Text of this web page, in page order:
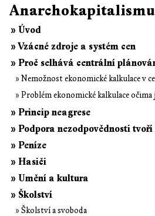
» Úvod
» Vzácné zdroje a systém cen
» Proč selhává centrální
» Nemožnost ekonomické kalkulace v
» Problém ekonomické kalkulace
» Princip neagrese
» Podpora nezodpovědnosti tvoří
» Peníze
» Hasiči
» Umění a kultura
» Školství
» Školství a svoboda